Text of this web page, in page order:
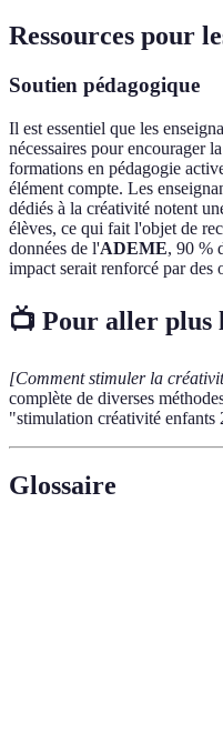
Ressources pour
Soutien pédagogique
Il est essentiel que les
nécessaires pour encourager
formations en pédagogie
élément compte. Les
dédiés à la créativité notent
élèves, ce qui fait l'objet de
données de l'ADEME, 90 %
impact serait renforcé par des
📺 Pour aller plus
[Comment stimuler la
complète de diverses
"stimulation créativité enfants
Glossaire